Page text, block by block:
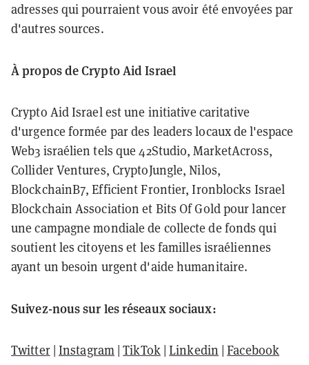
adresses qui pourraient vous avoir été envoyées par
d'autres sources.
À propos de Crypto Aid Israel
Crypto Aid Israel est une initiative caritative
d'urgence formée par des leaders locaux de l'espace
Web3 israélien tels que 42Studio, MarketAcross,
Collider Ventures, CryptoJungle, Nilos,
BlockchainB7, Efficient Frontier, Ironblocks Israel
Blockchain Association et Bits Of Gold pour lancer
une campagne mondiale de collecte de fonds qui
soutient les citoyens et les familles israéliennes
ayant un besoin urgent d'aide humanitaire.
Suivez-nous sur les réseaux sociaux:
Twitter|Instagram|TikTok|Linkedin |Facebook